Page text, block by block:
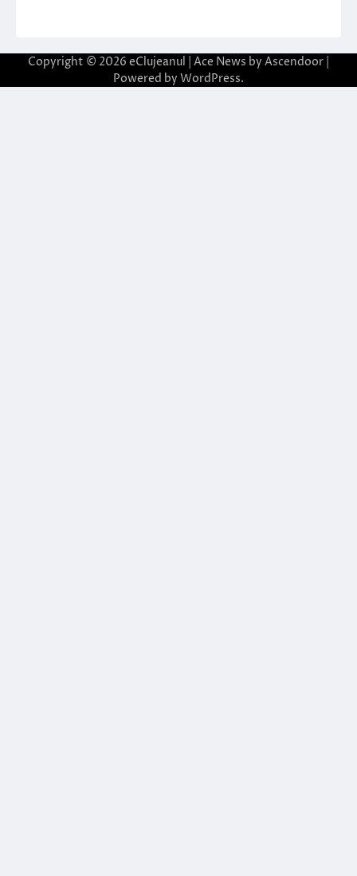
Copyright © 2026 eClujeanul | Ace News by Ascendoor
Powered by WordPress.